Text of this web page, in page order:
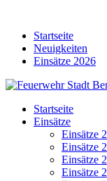
contentStartseite
Neuigkeiten
Einsätze 2026
Startseite
Einsätze
Einsätze
Einsätze
Einsätze
Einsätze